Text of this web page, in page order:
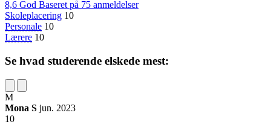
8,6 God Baseret på 75 anmeldelser
Skoleplacering 10
Personale 10
Lærere 10
Se hvad studerende elskede mest:
M
Mona S jun. 2023
10